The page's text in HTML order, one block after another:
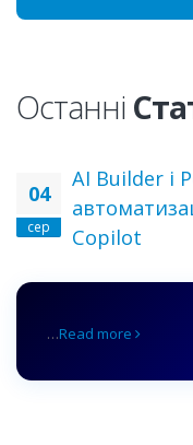
Останні
04
сер
AI Builder і
Copilot
…Read more